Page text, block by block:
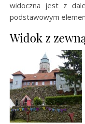
widoczna jest z
podstawowym
Widok z